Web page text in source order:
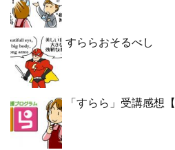
すららおそるべし
「すらら」受講感想【